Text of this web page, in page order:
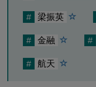
# 梁振英
# 金融 #
# 航天